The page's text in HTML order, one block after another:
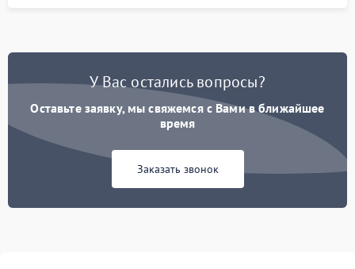
У Вас остались вопросы?
Оставьте заявку, мы свяжемся с Вами в ближайшее
время
Заказать звонок